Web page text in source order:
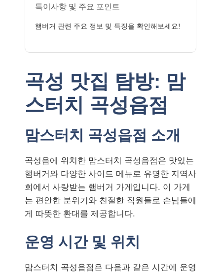
특이사항 및 주요 포인트
햄버거 관련 주요 정보 및 특징을 확인해보세요!
곡성 맛집 탐방: 맘
스터치 곡성읍점
맘스터치 곡성읍점 소개
곡성읍에 위치한 맘스터치 곡성읍점은 맛있는
햄버거와 다양한 사이드 메뉴로 유명한 지역사
회에서 사랑받는 햄버거 가게입니다. 이 가게
는 편안한 분위기와 친절한 직원들로 손님들에
게 따뜻한 환대를 제공합니다.
운영 시간 및 위치
맘스터치 곡성읍점은 다음과 같은 시간에 운영